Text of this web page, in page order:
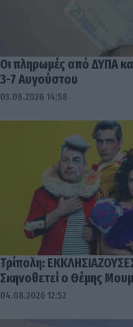
Οι πληρωμές από ΔΥΠΑ
3-7 Αυγούστου
03.08.2026 14:58
Τρίπολη:
Σκηνοθετεί ο Θέμης
04.08.2026 12:52